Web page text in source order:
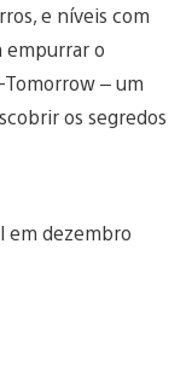
e níveis com
empurrar o
– um
os segredos
em dezembro